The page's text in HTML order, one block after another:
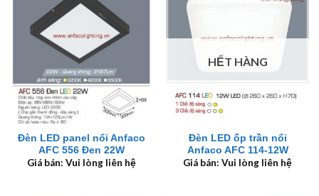
Đèn LED panel nổi Anfaco
AFC 556 Đen 22W
Giá bán: Vui lòng liên hệ
HẾT HÀNG
Đèn LED ốp trần nổi
Anfaco AFC 114-12W
Giá bán: Vui lòng liên hệ